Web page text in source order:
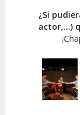
¿Si
actor,...)